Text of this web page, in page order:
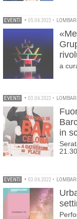
EVENTI • 05.06.2022 •
a
EVENTI • 03.06.2022 •
in
21.30
EVENTI • 03.06.2022 •